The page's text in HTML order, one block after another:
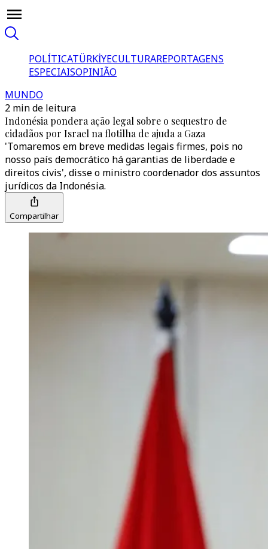
POLÍTICATÜRKİYECULTURAREPORTAGENS
ESPECIAISOPINIÃO
MUNDO
2 min de leitura
Indonésia pondera ação legal sobre o sequestro de
cidadãos por Israel na flotilha de ajuda a Gaza
'Tomaremos em breve medidas legais firmes, pois no
nosso país democrático há garantias de liberdade e
direitos civis', disse o ministro coordenador dos assuntos
jurídicos da Indonésia.
Compartilhar